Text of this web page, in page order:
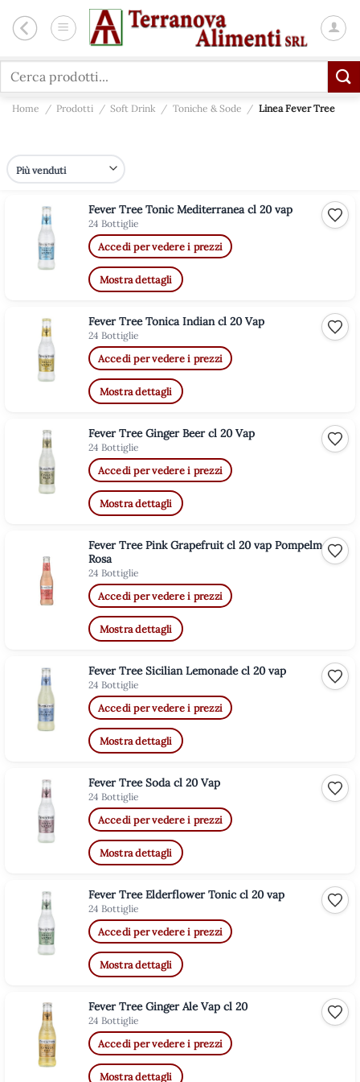
Cerca:
Home / Prodotti / Soft Drink / Toniche & Sode / Linea Fever Tree
Fever Tree Tonic Mediterranea cl 20 vap
24 Bottiglie
Accedi per vedere i prezzi
Mostra dettagli
Fever Tree Tonica Indian cl 20 Vap
24 Bottiglie
Accedi per vedere i prezzi
Mostra dettagli
Fever Tree Ginger Beer cl 20 Vap
24 Bottiglie
Accedi per vedere i prezzi
Mostra dettagli
Fever Tree Pink Grapefruit cl 20 vap Pompelmo
Rosa
24 Bottiglie
Accedi per vedere i prezzi
Mostra dettagli
Fever Tree Sicilian Lemonade cl 20 vap
24 Bottiglie
Accedi per vedere i prezzi
Mostra dettagli
Fever Tree Soda cl 20 Vap
24 Bottiglie
Accedi per vedere i prezzi
Mostra dettagli
Fever Tree Elderflower Tonic cl 20 vap
24 Bottiglie
Accedi per vedere i prezzi
Mostra dettagli
Fever Tree Ginger Ale Vap cl 20
24 Bottiglie
Accedi per vedere i prezzi
Mostra dettagli